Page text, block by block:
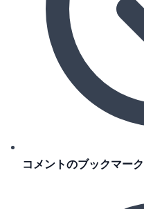
コメントのブックマーク